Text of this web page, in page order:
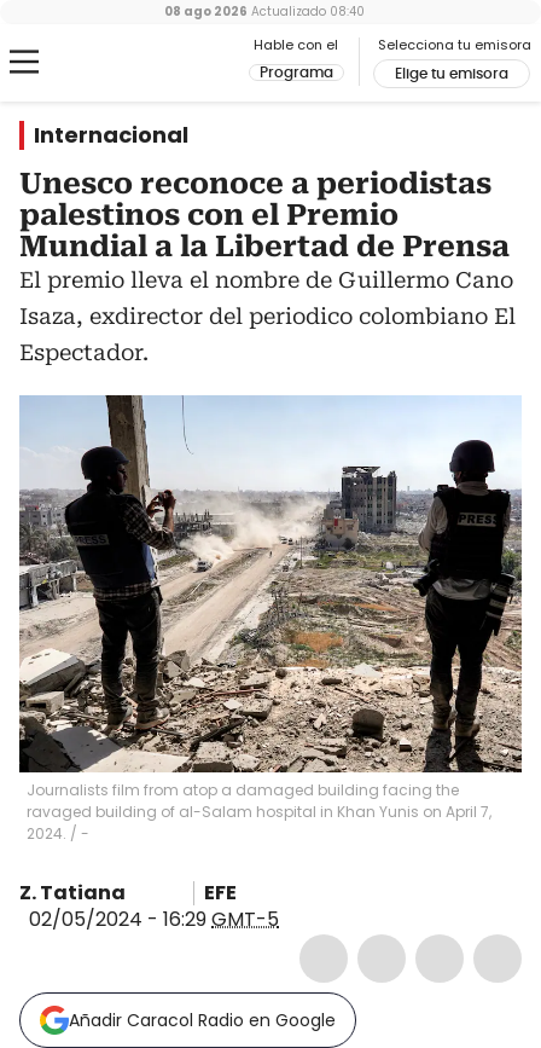
Hable con el
Programa
Selecciona tu emisora
Elige tu emisora
08 ago 2026 Actualizado 08:40
Internacional
Unesco reconoce a periodistas
palestinos con el Premio
Mundial a la Libertad de Prensa
El premio lleva el nombre de Guillermo Cano
Isaza, exdirector del periodico colombiano El
Espectador.
Journalists film from atop a damaged building facing the
ravaged building of al-Salam hospital in Khan Yunis on April 7,
2024. / -
Z. Tatiana
EFE
02/05/2024 - 16:29GMT-5
Añadir Caracol Radio en Google